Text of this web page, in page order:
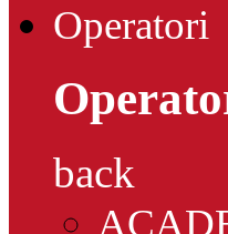
Operatori
back